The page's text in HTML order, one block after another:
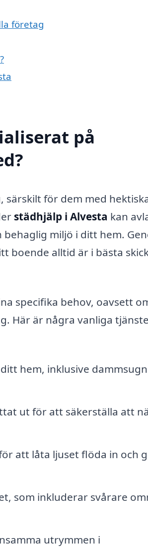
företag
på
för dem med
städhjälp i Alvesta kan
miljö i ditt hem.
boende alltid är i bästa
specifika behov, oavsett
Här är några vanliga
hem, inklusive
ut för att säkerställa att
att låta ljuset flöda in och
som inkluderar svårare
utrymmen i